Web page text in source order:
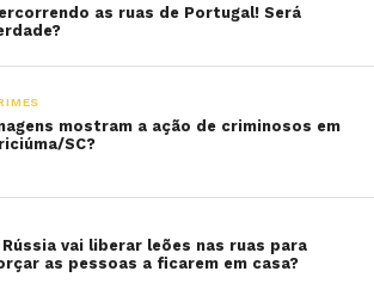
as ruas de Portugal! Será
mostram a ação de criminosos em
SC?
Rússia vai liberar leões nas ruas para
as pessoas a ficarem em casa?